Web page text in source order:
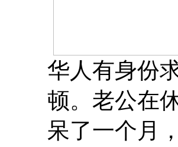
华人有身份
顿。老公在
呆了一个月